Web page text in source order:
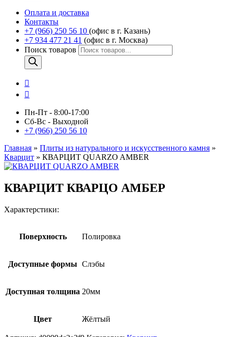
Оплата и доставка
Контакты
+7 (966) 250 56 10 (офис в г. Казань)
+7 934 477 21 41 (офис в г. Москва)
Поиск товаров
Пн-Пт - 8:00-17:00
Сб-Вс - Выходной
+7 (966) 250 56 10
Главная » Плиты из натурального и искусственного камня »
Кварцит » КВАРЦИТ QUARZO AMBER
КВАРЦИТ КВАРЦО АМБЕР
Характерстики:
Поверхность Полировка
Доступные формы Слэбы
Доступная толщина 20мм
Цвет Жёлтый